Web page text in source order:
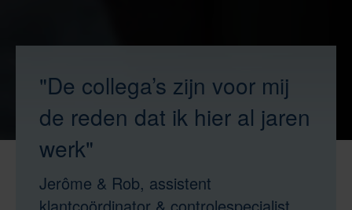
"De collega’s zijn voor mij
de reden dat ik hier al jaren
werk"
Jerôme & Rob, assistent